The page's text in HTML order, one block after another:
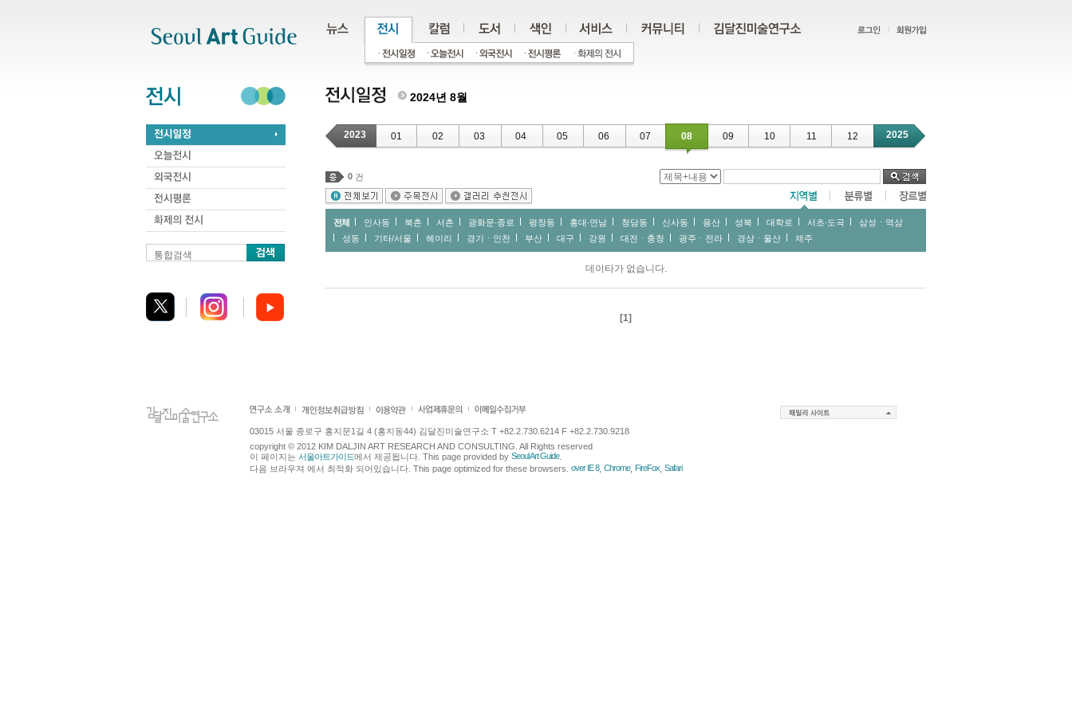
통합검색
2024년 8월
2023 01 02 03 04 05 06 07 08 09 10 11 12 2025
0 건
전체 인사동 북촌 서촌 광화문∙종로 평창동 홍대∙연남 청담동 신사동 용산 성북 대학로 서초∙도곡
삼성ㆍ역삼
성동
기타/서울 헤이리 경기ㆍ인천 부산 대구 강원 대전ㆍ충청 광주ㆍ전라 경상ㆍ울산 제주
데이타가 없습니다.
[1]
03015 서울 종로구 홍지문1길 4 (홍지동44) 김달진미술연구소 T +82.2.730.6214 F +82.2.730.9218
copyright © 2012 KIM DALJIN ART RESEARCH AND CONSULTING. All Rights reserved
이 페이지는 서울아트가이드에서 제공됩니다. This page provided by Seoul Art Guide.
다음 브라우져 에서 최적화 되어있습니다. This page optimized for these browsers. over IE 8, Chrome, FireFox Safari